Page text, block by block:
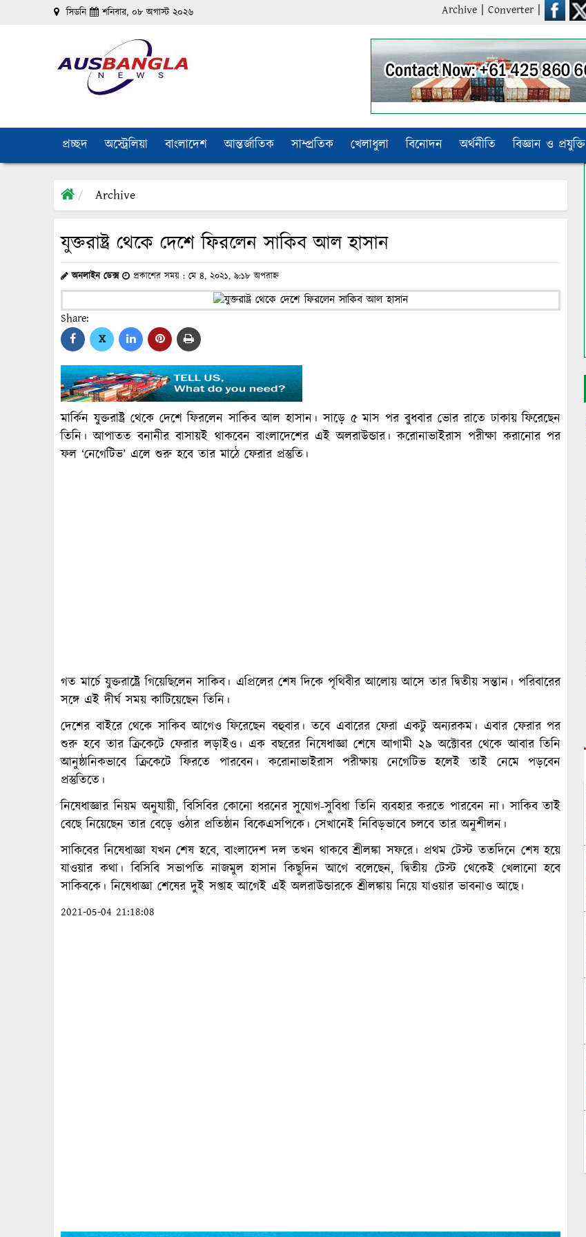
সিডনি শনিবার, ০৮ অগাস্ট ২০২৬ Archive | Converter |
প্রচ্ছদ অস্ট্রেলিয়া বাংলাদেশ আন্তর্জাতিক সাম্প্রতিক খেলাধুলা বিনোদন অর্থনীতি বিজ্ঞান ও প্রযুক্তি
Archive
যুক্তরাষ্ট্র থেকে দেশে ফিরলেন সাকিব আল হাসান
অনলাইন ডেক্স প্রকাশের সময় : মে ৪, ২০২১, ৯:১৮ অপরাহ্ন
Share:
X
মার্কিন যুক্তরাষ্ট্র থেকে দেশে ফিরলেন সাকিব আল হাসান। সাড়ে ৫ মাস পর বুধবার ভোর রাতে ঢাকায় ফিরেছেন
তিনি। আপাতত বনানীর বাসায়ই থাকবেন বাংলাদেশের এই অলরাউন্ডার। করোনাভাইরাস পরীক্ষা করানোর পর
ফল ‘নেগেটিভ’ এলে শুরু হবে তার মাঠে ফেরার প্রস্তুতি।
গত মার্চে যুক্তরাষ্ট্রে গিয়েছিলেন সাকিব। এপ্রিলের শেষ দিকে পৃথিবীর আলোয় আসে তার দ্বিতীয় সন্তান। পরিবারের
সঙ্গে এই দীর্ঘ সময় কাটিয়েছেন তিনি।
দেশের বাইরে থেকে সাকিব আগেও ফিরেছেন বহুবার। তবে এবারের ফেরা একটু অন্যরকম। এবার ফেরার পর
শুরু হবে তার ক্রিকেটে ফেরার লড়াইও। এক বছরের নিষেধাজ্ঞা শেষে আগামী ২৯ অক্টোবর থেকে আবার তিনি
আনুষ্ঠানিকভাবে ক্রিকেটে ফিরতে পারবেন। করোনাভাইরাস পরীক্ষায় নেগেটিভ হলেই তাই নেমে পড়বেন
প্রস্তুতিতে।
নিষেধাজ্ঞার নিয়ম অনুযায়ী, বিসিবির কোনো ধরনের সুযোগ-সুবিধা তিনি ব্যবহার করতে পারবেন না। সাকিব তাই
বেছে নিয়েছেন তার বেড়ে ওঠার প্রতিষ্ঠান বিকেএসপিকে। সেখানেই নিবিড়ভাবে চলবে তার অনুশীলন।
সাকিবের নিষেধাজ্ঞা যখন শেষ হবে, বাংলাদেশ দল তখন থাকবে শ্রীলঙ্কা সফরে। প্রথম টেস্ট ততদিনে শেষ হয়ে
যাওয়ার কথা। বিসিবি সভাপতি নাজমুল হাসান কিছুদিন আগে বলেছেন, দ্বিতীয় টেস্ট থেকেই খেলানো হবে
সাকিবকে। নিষেধাজ্ঞা শেষের দুই সপ্তাহ আগেই এই অলরাউন্ডারকে শ্রীলঙ্কায় নিয়ে যাওয়ার ভাবনাও আছে।
2021-05-04 21:18:08